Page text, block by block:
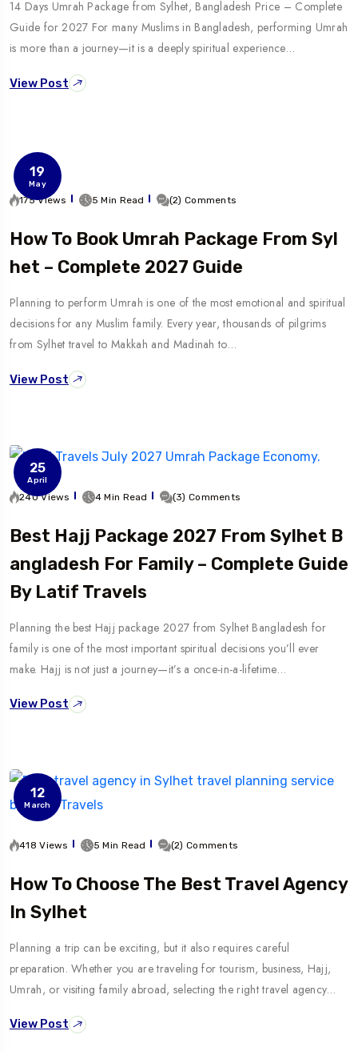
14 Days Umrah Package from Sylhet, Bangladesh Price – Complete
Guide for 2027 For many Muslims in Bangladesh, performing Umrah
is more than a journey—it is a deeply spiritual experience…
View Post
19
May
175 Views 5 Min Read (2) Comments
How To Book Umrah Package From Syl
Het – Complete 2027 Guide
Planning to perform Umrah is one of the most emotional and spiritual
decisions for any Muslim family. Every year, thousands of pilgrims
from Sylhet travel to Makkah and Madinah to…
View Post
25
April
240 Views 4 Min Read (3) Comments
Best Hajj Package 2027 From Sylhet B
Angladesh For Family – Complete Guide
By Latif Travels
Planning the best Hajj package 2027 from Sylhet Bangladesh for
family is one of the most important spiritual decisions you’ll ever
make. Hajj is not just a journey—it’s a once-in-a-lifetime…
View Post
12
March
418 Views 5 Min Read (2) Comments
How To Choose The Best Travel Agency
In Sylhet
Planning a trip can be exciting, but it also requires careful
preparation. Whether you are traveling for tourism, business, Hajj,
Umrah, or visiting family abroad, selecting the right travel agency…
View Post